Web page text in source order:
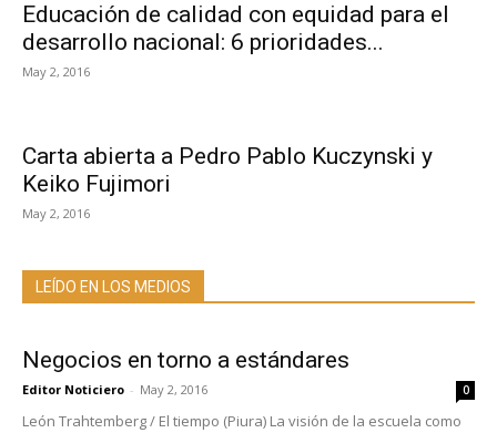
Educación de calidad con equidad para el
desarrollo nacional: 6 prioridades...
May 2, 2016
Carta abierta a Pedro Pablo Kuczynski y
Keiko Fujimori
May 2, 2016
LEÍDO EN LOS MEDIOS
Negocios en torno a estándares
Editor Noticiero - May 2, 2016 0
León Trahtemberg / El tiempo (Piura) La visión de la escuela como